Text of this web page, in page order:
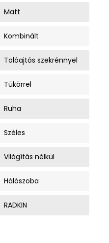
Matt
Kombinált
Tolóajtós szekrénnyel
Tükörrel
Ruha
Széles
Világítás nélkül
Hálószoba
RADKIN